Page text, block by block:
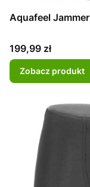
Aquafeel Jammer
Cena
199,99 zł
Zobacz produkt